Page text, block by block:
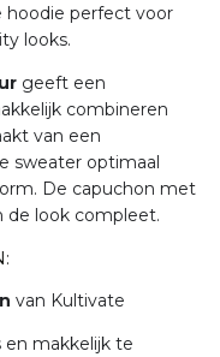
hoodie perfect voor
looks.
geeft een
combineren
van een
sweater optimaal
De capuchon met
de look compleet.
van Kultivate
en makkelijk te